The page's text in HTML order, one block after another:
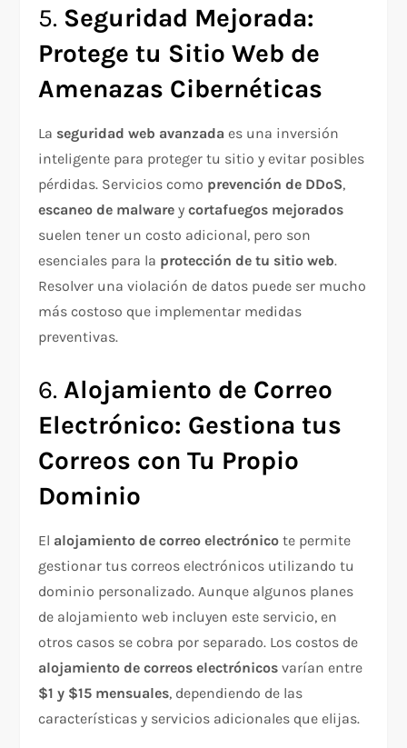
5. Seguridad Mejorada:
Protege tu Sitio Web de
Amenazas Cibernéticas
La seguridad web avanzada es una inversión
inteligente para proteger tu sitio y evitar posibles
pérdidas. Servicios como prevención de DDoS,
escaneo de malware ycortafuegos mejorados
suelen tener un costo adicional, pero son
esenciales para la protección de tu sitio web.
Resolver una violación de datos puede ser mucho
más costoso que implementar medidas
preventivas.
6.Alojamiento de Correo
Electrónico: Gestiona tus
Correos con Tu Propio
Dominio
El alojamiento de correo electrónico te permite
gestionar tus correos electrónicos utilizando tu
dominio personalizado. Aunque algunos planes
de alojamiento web incluyen este servicio, en
otros casos se cobra por separado. Los costos de
alojamiento de correos electrónicos varían entre
$1 y $15 mensuales, dependiendo de las
características y servicios adicionales que elijas.